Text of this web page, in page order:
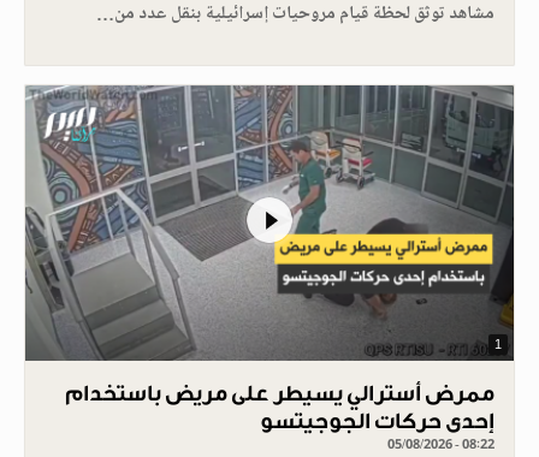
مشاهد توثق لحظة قيام مروحيات إسرائيلية بنقل عدد من…
1
ممرض أسترالي يسيطر على مريض باستخدام
إحدى حركات الجوجيتسو
05/08/2026 - 08:22